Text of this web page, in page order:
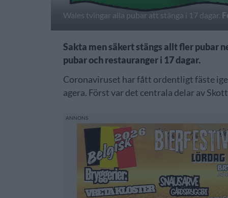
Wales tvingar alla pubar att stänga i 17 dagar.
Sakta men säkert stängs allt fler pubar
pubar och restauranger i 17 dagar.
Coronaviruset har fått ordentligt fäste
agera. Först var det centrala delar av